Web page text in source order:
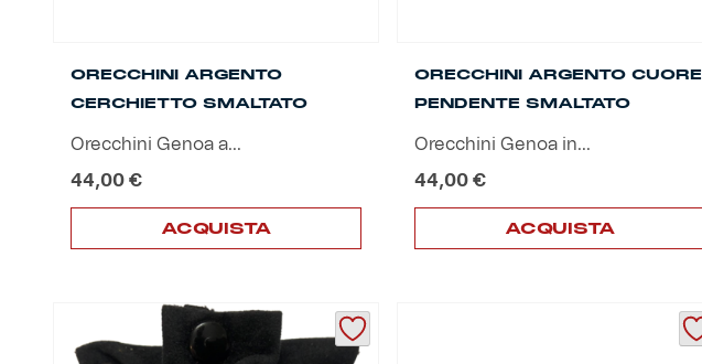
ORECCHINI ARGENTO
CERCHIETTO SMALTATO
Orecchini Genoa a...
44,00 €
ACQUISTA
ORECCHINI ARGENTO CUORE
PENDENTE SMALTATO
Orecchini Genoa in...
44,00 €
ACQUISTA